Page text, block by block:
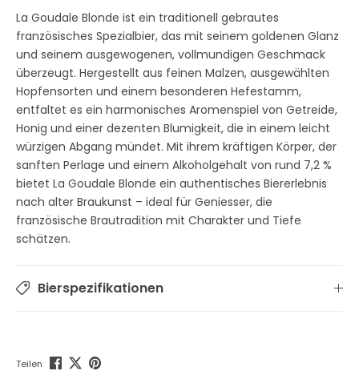
La Goudale Blonde ist ein traditionell gebrautes
französisches Spezialbier, das mit seinem goldenen Glanz
und seinem ausgewogenen, vollmundigen Geschmack
überzeugt. Hergestellt aus feinen Malzen, ausgewählten
Hopfensorten und einem besonderen Hefestamm,
entfaltet es ein harmonisches Aromenspiel von Getreide,
Honig und einer dezenten Blumigkeit, die in einem leicht
würzigen Abgang mündet. Mit ihrem kräftigen Körper, der
sanften Perlage und einem Alkoholgehalt von rund 7,2 %
bietet La Goudale Blonde ein authentisches Biererlebnis
nach alter Braukunst – ideal für Geniesser, die
französische Brautradition mit Charakter und Tiefe
schätzen.
Bierspezifikationen
Teilen